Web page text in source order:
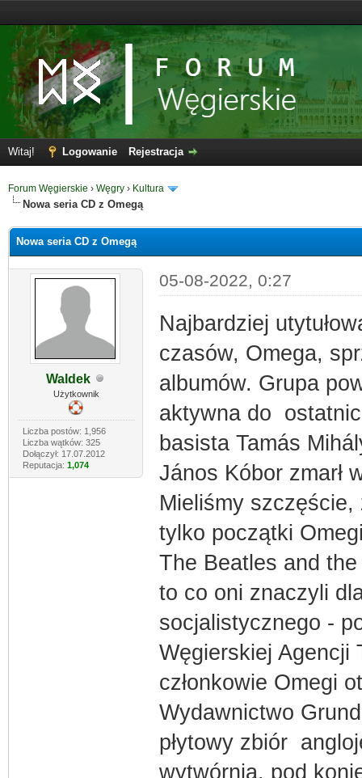
Witaj! Logowanie Rejestracja
Forum Węgierskie › Węgry › Kultura
Nowa seria CD z Omegą
Nowa seria CD z Omegą
Waldek
Użytkownik
Liczba postów: 1,956
Liczba wątków: 325
Dołączył: 17.07.2012
Reputacja: 1,074
05-08-2022, 0:27
Najbardziej
czasów, Omega,
albumów. Grupa
aktywna do
basista Tamás
János Kóbor zmarł
Mieliśmy
tylko początki
The Beatles and
to co oni znaczyli
socjalistycznego -
Węgierskiej Agencji
członkowie Omegi
Wydawnictwo
płytowy zbiór
wytwórnia, pod